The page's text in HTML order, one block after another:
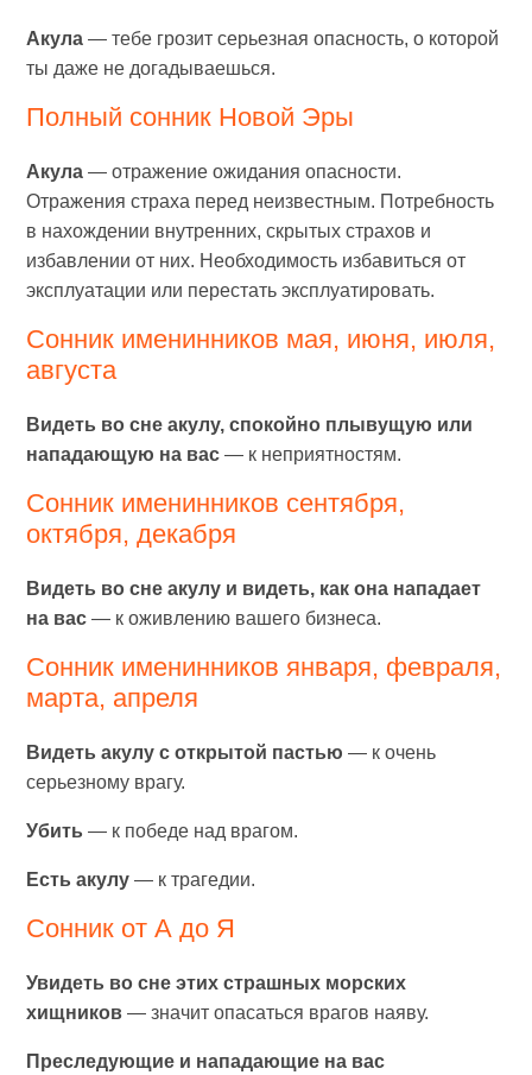
Акула — тебе грозит серьезная опасность, о которой
ты даже не догадываешься.
Полный сонник Новой Эры
Акула — отражение ожидания опасности.
Отражения страха перед неизвестным. Потребность
в нахождении внутренних, скрытых страхов и
избавлении от них. Необходимость избавиться от
эксплуатации или перестать эксплуатировать.
Сонник именинников мая, июня, июля,
августа
Видеть во сне акулу, спокойно плывущую или
нападающую на вас — к неприятностям.
Сонник именинников сентября,
октября, декабря
Видеть во сне акулу и видеть, как она нападает
на вас — к оживлению вашего бизнеса.
Сонник именинников января, февраля,
марта, апреля
Видеть акулу с открытой пастью — к очень
серьезному врагу.
Убить — к победе над врагом.
Есть акулу — к трагедии.
Сонник от А до Я
Увидеть во сне этих страшных морских
хищников — значит опасаться врагов наяву.
Преследующие и нападающие на вас